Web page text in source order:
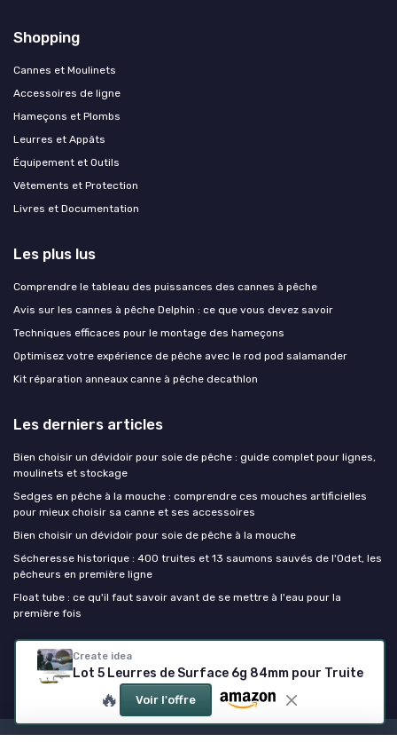
Create idea
Lot 5 Leurres de Surface 6g 84mm pour Truite
🔥 Voir l'offre
Shopping
Cannes et Moulinets
Accessoires de ligne
Hameçons et Plombs
Leurres et Appâts
Équipement et Outils
Vêtements et Protection
Livres et Documentation
Les plus lus
Comprendre le tableau des puissances des cannes à pêche
Avis sur les cannes à pêche Delphin : ce que vous devez savoir
Techniques efficaces pour le montage des hameçons
Optimisez votre expérience de pêche avec le rod pod salamander
Kit réparation anneaux canne à pêche decathlon
Les derniers articles
Bien choisir un dévidoir pour soie de pêche : guide complet pour lignes,
moulinets et stockage
Sedges en pêche à la mouche : comprendre ces mouches artificielles
pour mieux choisir sa canne et ses accessoires
Bien choisir un dévidoir pour soie de pêche à la mouche
Sécheresse historique : 400 truites et 13 saumons sauvés de l'Odet, les
pêcheurs en première ligne
Float tube : ce qu'il faut savoir avant de se mettre à l'eau pour la
première fois
Canne à peche